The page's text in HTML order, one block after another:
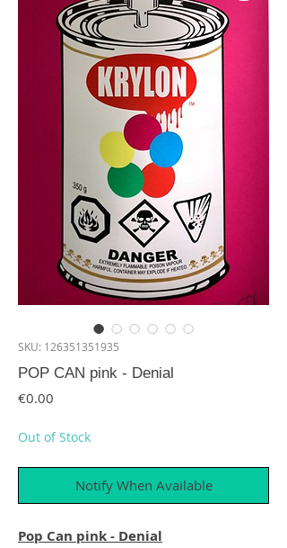
SKU: 126351351935
POP CAN pink - Denial
€0.00
Out of Stock
Notify When Available
Pop Can pink - Denial